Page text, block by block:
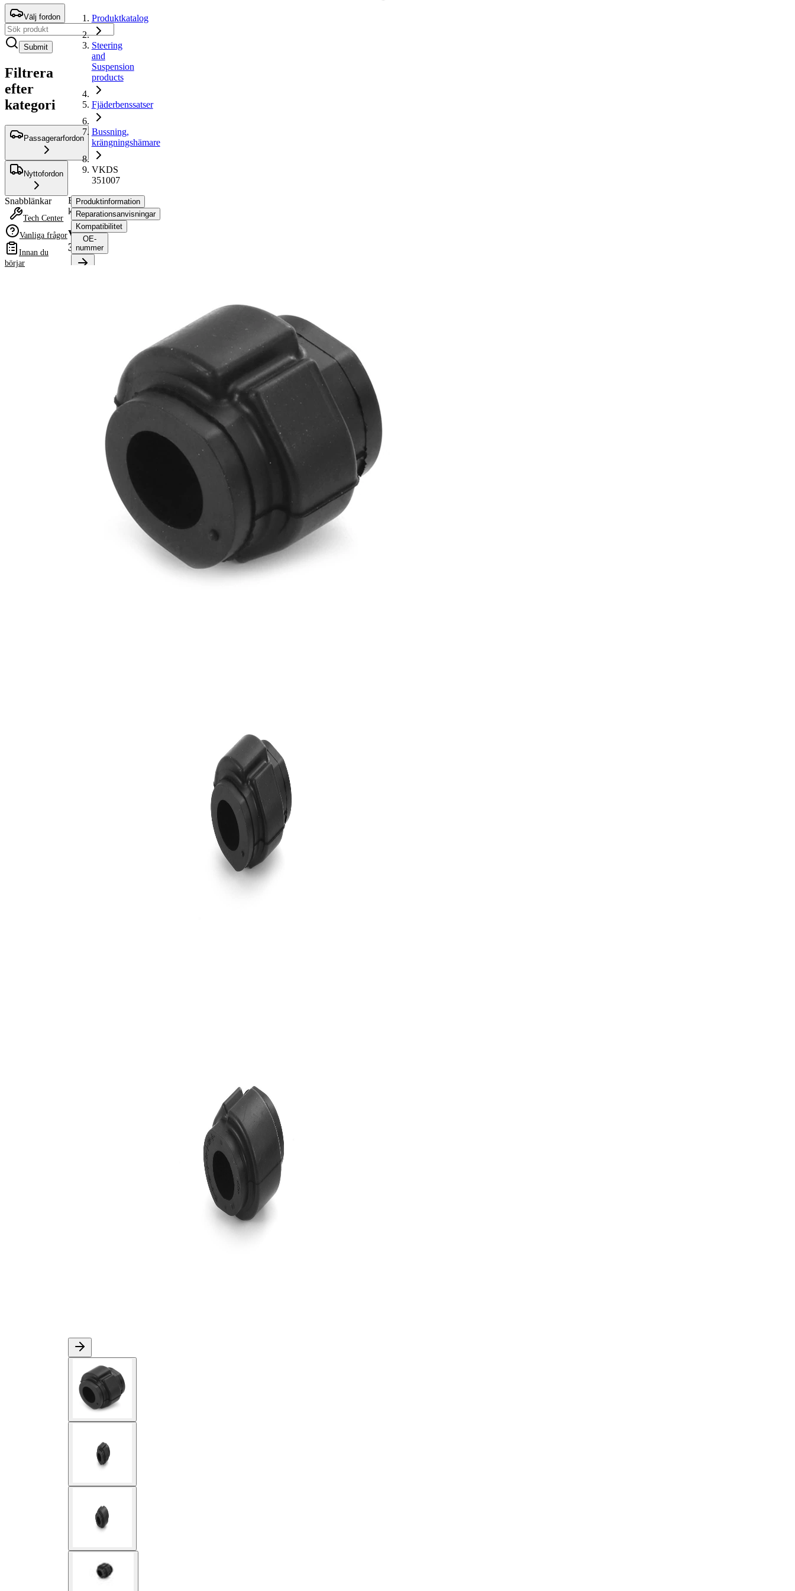
Välj fordon
Submit
Filtrera
efter
kategori
Passagerarfordon
Nyttofordon
Snabblänkar
Tech Center
Vanliga frågor
Innan du
börjar
Produktkatalog
Steering
and
Suspension
products
Fjäderbenssatser
Bussning,
krängningshämare
VKDS
351007
Bussning,
krängningshämare
VKDS
351007
Produktinformation
Reparationsanvisningar
Kompatibilitet
OE-
nummer